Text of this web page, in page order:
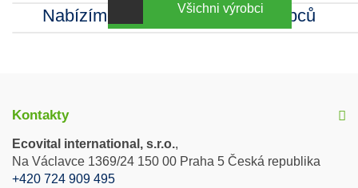
Nabízíme sortiment mnoha výrobců
Všichni výrobci
Kontakty
Ecovital international, s.r.o.,
Na Václavce 1369/24 150 00 Praha 5 Česká republika
+420 724 909 495